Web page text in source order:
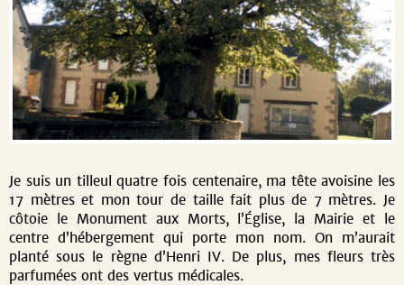
Je suis un tilleul quatre fois cente­naire, ma tête avoisine les
17 mètres et mon tour de taille fait plus de 7 mètres. Je
côtoie le Monument aux Morts, l’Église, la Mairie et le
centre d’hé­bergement qui porte mon nom. On m’aurait
planté sous le règne d’Henri IV. De plus, mes fleurs très
parfumées ont des vertus médicales.